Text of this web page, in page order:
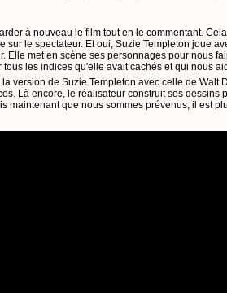
à nouveau le film tout en le commentant.
sur le spectateur. Et oui, Suzie Templeton joue
Elle met en scène ses personnages pour nous
tous les indices qu'elle avait cachés et qui nous
version de Suzie Templeton avec celle de Walt
Là encore, le réalisateur construit ses dessins
maintenant que nous sommes prévenus, il est